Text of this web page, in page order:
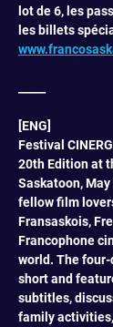
lot de 6, les
les billets
[ENG]
Festival
20th Edition at
Saskatoon,
fellow film
Fransaskois,
Francophone
world. The
short and
subtitles,
family